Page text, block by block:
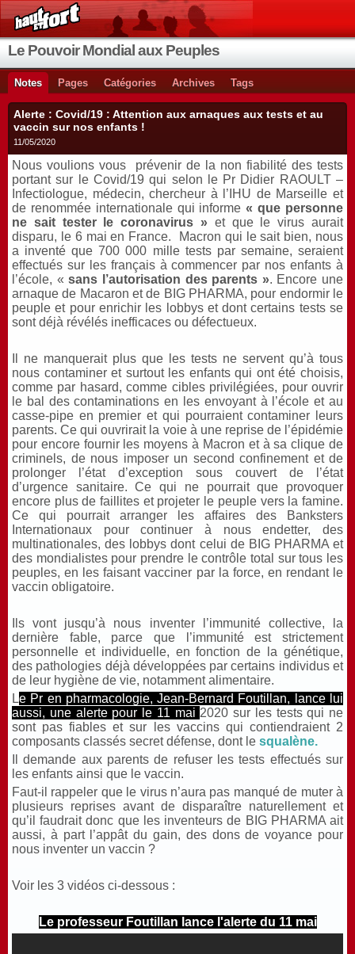
Le Pouvoir Mondial aux Peuples
Notes Pages Catégories Archives Tags
Alerte : Covid/19 : Attention aux arnaques aux tests et au
vaccin sur nos enfants !
11/05/2020
Nous voulions vous prévenir de la non fiabilité des tests
portant sur le Covid/19 qui selon le Pr Didier RAOULT –
Infectiologue, médecin, chercheur à l’IHU de Marseille et
de renommée internationale qui informe« que personne
ne sait tester le coronavirus » et que le virus aurait
disparu, le 6 mai en France. Macron qui le sait bien, nous
a inventé que 700 000 mille tests par semaine, seraient
effectués sur les français à commencer par nos enfants à
l’école, «sans l’autorisation des parents ». Encore une
arnaque de Macaron et de BIG PHARMA, pour endormir le
peuple et pour enrichir les lobbys et dont certains tests se
sont déjà révélés inefficaces ou défectueux.
Il ne manquerait plus que les tests ne servent qu’à tous
nous contaminer et surtout les enfants qui ont été choisis,
comme par hasard, comme cibles privilégiées, pour ouvrir
le bal des contaminations en les envoyant à l’école et au
casse-pipe en premier et qui pourraient contaminer leurs
parents. Ce qui ouvrirait la voie à une reprise de l’épidémie
pour encore fournir les moyens à Macron et à sa clique de
criminels, de nous imposer un second confinement et de
prolonger l’état d’exception sous couvert de l’état
d’urgence sanitaire. Ce qui ne pourrait que provoquer
encore plus de faillites et projeter le peuple vers la famine.
Ce qui pourrait arranger les affaires des Banksters
Internationaux pour continuer à nous endetter, des
multinationales, des lobbys dont celui de BIG PHARMA et
des mondialistes pour prendre le contrôle total sur tous les
peuples, en les faisant vacciner par la force, en rendant le
vaccin obligatoire.
Ils vont jusqu’à nous inventer l’immunité collective, la
dernière fable, parce que l’immunité est strictement
personnelle et individuelle, en fonction de la génétique,
des pathologies déjà développées par certains individus et
de leur hygiène de vie, notamment alimentaire.
Le Pr en pharmacologie, Jean-Bernard Foutillan, lance lui
aussi, une alerte pour le 11 mai 2020 sur les tests qui ne
sont pas fiables et sur les vaccins qui contiendraient 2
composants classés secret défense, dont le squalène.
Il demande aux parents de refuser les tests effectués sur
les enfants ainsi que le vaccin.
Faut-il rappeler que le virus n’aura pas manqué de muter à
plusieurs reprises avant de disparaître naturellement et
qu’il faudrait donc que les inventeurs de BIG PHARMA ait
aussi, à part l’appât du gain, des dons de voyance pour
nous inventer un vaccin ?
Voir les 3 vidéos ci-dessous :
Le professeur Foutillan lance l'alerte du 11 mai